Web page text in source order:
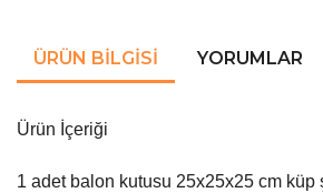
ÜRÜN BILGISI YORUMLAR
Ürün İçeriği
1 adet balon kutusu 25x25x25 cm küp